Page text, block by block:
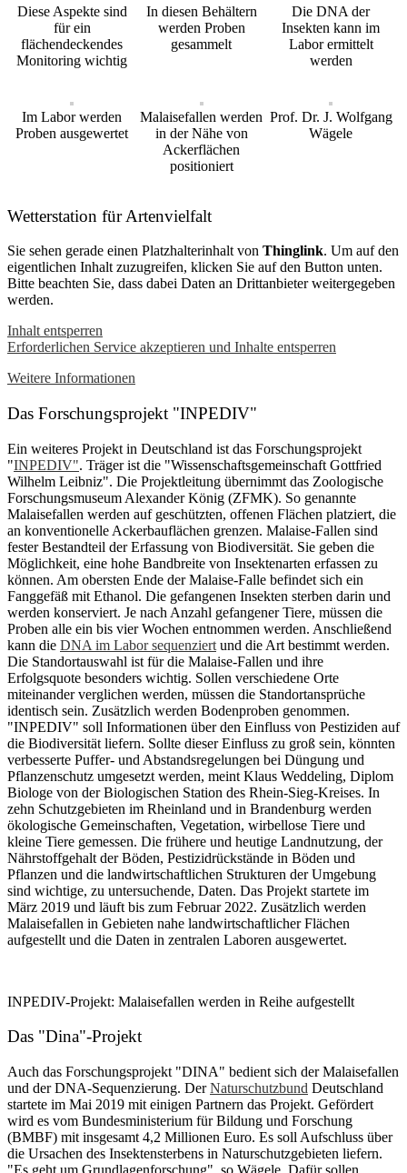
Diese Aspekte sind
für ein
flächendeckendes
Monitoring wichtig
In diesen Behältern
werden Proben
gesammelt
Die DNA der
Insekten kann im
Labor ermittelt
werden
Im Labor werden
Proben ausgewertet
Malaisefallen werden
in der Nähe von
Ackerflächen
positioniert
Prof. Dr. J. Wolfgang
Wägele
Wetterstation für Artenvielfalt
Sie sehen gerade einen Platzhalterinhalt von Thinglink. Um auf den
eigentlichen Inhalt zuzugreifen, klicken Sie auf den Button unten.
Bitte beachten Sie, dass dabei Daten an Drittanbieter weitergegeben
werden.
Inhalt entsperren
Erforderlichen Service akzeptieren und Inhalte entsperren
Weitere Informationen
Das Forschungsprojekt "INPEDIV"
Ein weiteres Projekt in Deutschland ist das Forschungsprojekt
"INPEDIV". Träger ist die "Wissenschaftsgemeinschaft Gottfried
Wilhelm Leibniz". Die Projektleitung übernimmt das Zoologische
Forschungsmuseum Alexander König (ZFMK). So genannte
Malaisefallen werden auf geschützten, offenen Flächen platziert, die
an konventionelle Ackerbauflächen grenzen. Malaise-Fallen sind
fester Bestandteil der Erfassung von Biodiversität. Sie geben die
Möglichkeit, eine hohe Bandbreite von Insektenarten erfassen zu
können. Am obersten Ende der Malaise-Falle befindet sich ein
Fanggefäß mit Ethanol. Die gefangenen Insekten sterben darin und
werden konserviert. Je nach Anzahl gefangener Tiere, müssen die
Proben alle ein bis vier Wochen entnommen werden. Anschließend
kann die DNA im Labor sequenziert und die Art bestimmt werden.
Die Standortauswahl ist für die Malaise-Fallen und ihre
Erfolgsquote besonders wichtig. Sollen verschiedene Orte
miteinander verglichen werden, müssen die Standortansprüche
identisch sein. Zusätzlich werden Bodenproben genommen.
"INPEDIV" soll Informationen über den Einfluss von Pestiziden auf
die Biodiversität liefern. Sollte dieser Einfluss zu groß sein, könnten
verbesserte Puffer- und Abstandsregelungen bei Düngung und
Pflanzenschutz umgesetzt werden, meint Klaus Weddeling, Diplom
Biologe von der Biologischen Station des Rhein-Sieg-Kreises. In
zehn Schutzgebieten im Rheinland und in Brandenburg werden
ökologische Gemeinschaften, Vegetation, wirbellose Tiere und
kleine Tiere gemessen. Die frühere und heutige Landnutzung, der
Nährstoffgehalt der Böden, Pestizidrückstände in Böden und
Pflanzen und die landwirtschaftlichen Strukturen der Umgebung
sind wichtige, zu untersuchende, Daten. Das Projekt startete im
März 2019 und läuft bis zum Februar 2022. Zusätzlich werden
Malaisefallen in Gebieten nahe landwirtschaftlicher Flächen
aufgestellt und die Daten in zentralen Laboren ausgewertet.
INPEDIV-Projekt: Malaisefallen werden in Reihe aufgestellt
Das "Dina"-Projekt
Auch das Forschungsprojekt "DINA" bedient sich der Malaisefallen
und der DNA-Sequenzierung. DerNaturschutzbund Deutschland
startete im Mai 2019 mit einigen Partnern das Projekt. Gefördert
wird es vom Bundesministerium für Bildung und Forschung
(BMBF) mit insgesamt 4,2 Millionen Euro. Es soll Aufschluss über
die Ursachen des Insektensterbens in Naturschutzgebieten liefern.
"Es geht um Grundlagenforschung", so Wägele. Dafür sollen